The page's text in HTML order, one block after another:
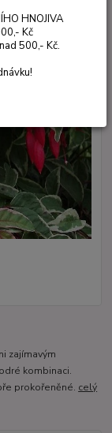
zajímavým
kombinaci.
prokořeněné. celý
HNOJIVA
Kč
500,- Kč.